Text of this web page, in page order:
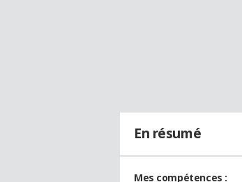
En résumé
Mes compétences :